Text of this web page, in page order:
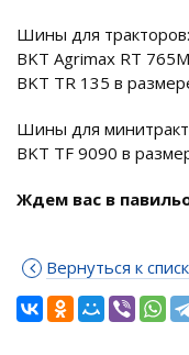
Шины для тракторов:
BKT Agrimax RT
BKT TR 135 в
Шины для
BKT TF 9090 в
Ждем вас в
Вернуться к